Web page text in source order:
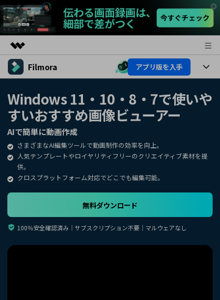
製品
ユーティリティ
法人・教育・パートナー
概要
ソリューション
企業情報
プラン＆価格
サポート
Filmora アプリ版を入手
製品
プラットフォーム
製品機能
AI機能
AIヒント
活用法
Filmoraのユーザー層
ビデオソリューション
動画編集関連知識
動画編集のコツ
サポート
サポート
購入する ログイン
Windows 11・10・8・7で使いや
すいおすすめ画像ビューアー
AIで簡単に動画作成
さまざまなAI編集ツールで動画制作の効率を向上。
人気テンプレートやロイヤリティフリーのクリエイティブ素材を提
供。
クロスプラットフォーム対応でどこでも編集可能。
無料ダウンロード
100％安全確認済み｜サブスクリプション不要｜マルウェアなし